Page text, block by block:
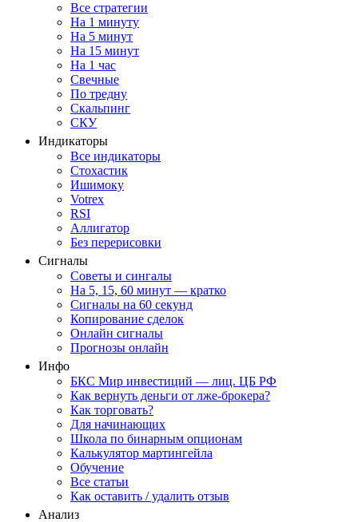
Все стратегии
На 1 минуту
На 5 минут
На 15 минут
На 1 час
Свечные
По тредну
Скальпинг
СКУ
Индикаторы
Все индикаторы
Стохастик
Ишимоку
Votrex
RSI
Аллигатор
Без перерисовки
Сигналы
Советы и сингалы
На 5, 15, 60 минут — кратко
Сигналы на 60 секунд
Копирование сделок
Онлайн сигналы
Прогнозы онлайн
Инфо
БКС Мир инвестиций — лиц. ЦБ РФ
Как вернуть деньги от лже-брокера?
Как торговать?
Для начинающих
Школа по бинарным опционам
Калькулятор мартингейла
Обучение
Все статьи
Как оставить / удалить отзыв
Анализ